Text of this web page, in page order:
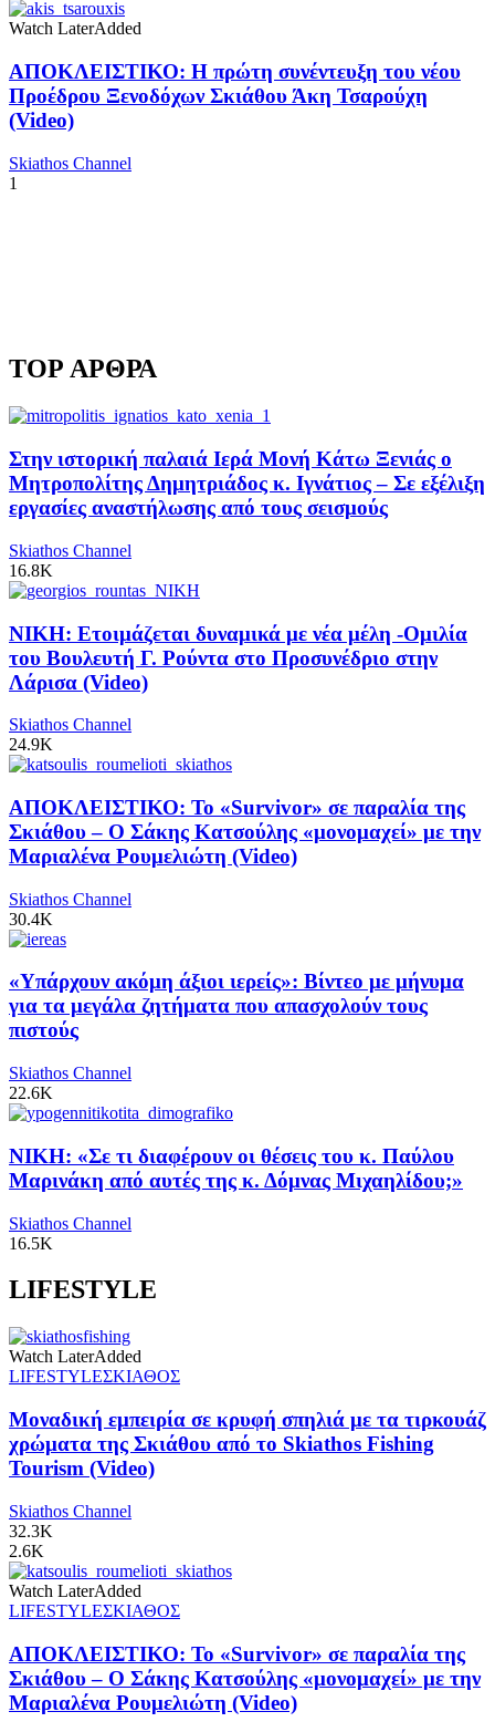
Watch LaterAdded
ΑΠΟΚΛΕΙΣΤΙΚΟ: Η πρώτη συνέντευξη του νέου
Προέδρου Ξενοδόχων Σκιάθου Άκη Τσαρούχη
(Video)
Skiathos Channel
1
TOP ΑΡΘΡΑ
Στην ιστορική παλαιά Ιερά Μονή Κάτω Ξενιάς ο
Μητροπολίτης Δημητριάδος κ. Ιγνάτιος – Σε εξέλιξη
εργασίες αναστήλωσης από τους σεισμούς
Skiathos Channel
16.8K
ΝΙΚΗ: Ετοιμάζεται δυναμικά με νέα μέλη -Ομιλία
του Βουλευτή Γ. Ρούντα στο Προσυνέδριο στην
Λάρισα (Video)
Skiathos Channel
24.9K
ΑΠΟΚΛΕΙΣΤΙΚΟ: Το «Survivor» σε παραλία της
Σκιάθου – Ο Σάκης Κατσούλης «μονομαχεί» με την
Μαριαλένα Ρουμελιώτη (Video)
Skiathos Channel
30.4K
«Υπάρχουν ακόμη άξιοι ιερείς»: Βίντεο με μήνυμα
για τα μεγάλα ζητήματα που απασχολούν τους
πιστούς
Skiathos Channel
22.6K
ΝΙΚΗ: «Σε τι διαφέρουν οι θέσεις του κ. Παύλου
Μαρινάκη από αυτές της κ. Δόμνας Μιχαηλίδου;»
Skiathos Channel
16.5K
LIFESTYLE
Watch LaterAdded
LIFESTYLEΣΚΙΑΘΟΣ
Μοναδική εμπειρία σε κρυφή σπηλιά με τα τιρκουάζ
χρώματα της Σκιάθου από το Skiathos Fishing
Tourism (Video)
Skiathos Channel
32.3K
2.6K
Watch LaterAdded
LIFESTYLEΣΚΙΑΘΟΣ
ΑΠΟΚΛΕΙΣΤΙΚΟ: Το «Survivor» σε παραλία της
Σκιάθου – Ο Σάκης Κατσούλης «μονομαχεί» με την
Μαριαλένα Ρουμελιώτη (Video)